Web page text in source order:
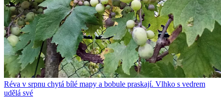
Réva v srpnu chytá bílé mapy a bobule praskají. Vlhko s vedrem
udělá své